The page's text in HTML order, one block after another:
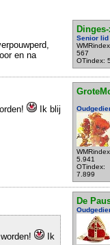
Senior lid
567
OTindex:
en na
5.941
OTindex:
7.899
Ik blij
De
Ik